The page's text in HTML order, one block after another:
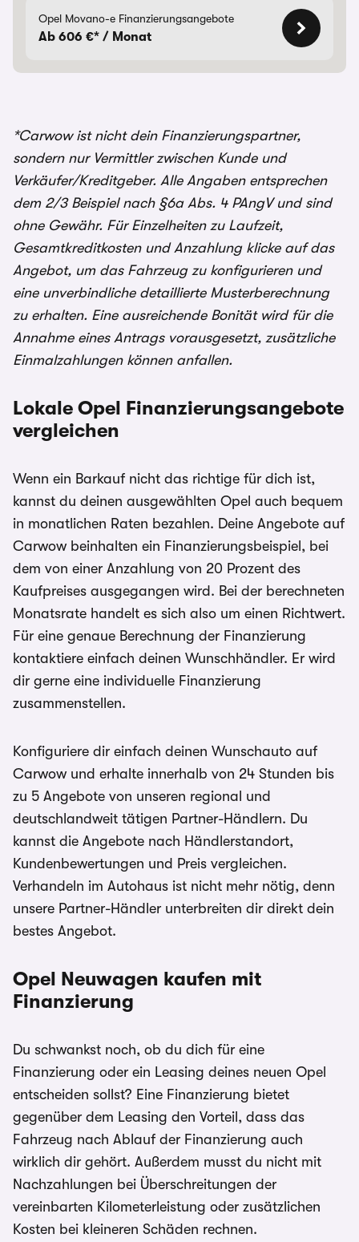
Opel Movano-e Finanzierungsangebote
Ab 606 €* / Monat
*Carwow ist nicht dein Finanzierungspartner,
sondern nur Vermittler zwischen Kunde und
Verkäufer/Kreditgeber. Alle Angaben entsprechen
dem 2/3 Beispiel nach §6a Abs. 4 PAngV und sind
ohne Gewähr. Für Einzelheiten zu Laufzeit,
Gesamtkreditkosten und Anzahlung klicke auf das
Angebot, um das Fahrzeug zu konfigurieren und
eine unverbindliche detaillierte Musterberechnung
zu erhalten. Eine ausreichende Bonität wird für die
Annahme eines Antrags vorausgesetzt, zusätzliche
Einmalzahlungen können anfallen.
Lokale Opel Finanzierungsangebote
vergleichen
Wenn ein Barkauf nicht das richtige für dich ist,
kannst du deinen ausgewählten Opel auch bequem
in monatlichen Raten bezahlen. Deine Angebote auf
Carwow beinhalten ein Finanzierungsbeispiel, bei
dem von einer Anzahlung von 20 Prozent des
Kaufpreises ausgegangen wird. Bei der berechneten
Monatsrate handelt es sich also um einen Richtwert.
Für eine genaue Berechnung der Finanzierung
kontaktiere einfach deinen Wunschhändler. Er wird
dir gerne eine individuelle Finanzierung
zusammenstellen.
Konfiguriere dir einfach deinen Wunschauto auf
Carwow und erhalte innerhalb von 24 Stunden bis
zu 5 Angebote von unseren regional und
deutschlandweit tätigen Partner-Händlern. Du
kannst die Angebote nach Händlerstandort,
Kundenbewertungen und Preis vergleichen.
Verhandeln im Autohaus ist nicht mehr nötig, denn
unsere Partner-Händler unterbreiten dir direkt dein
bestes Angebot.
Opel Neuwagen kaufen mit
Finanzierung
Du schwankst noch, ob du dich für eine
Finanzierung oder ein Leasing deines neuen Opel
entscheiden sollst? Eine Finanzierung bietet
gegenüber dem Leasing den Vorteil, dass das
Fahrzeug nach Ablauf der Finanzierung auch
wirklich dir gehört. Außerdem musst du nicht mit
Nachzahlungen bei Überschreitungen der
vereinbarten Kilometerleistung oder zusätzlichen
Kosten bei kleineren Schäden rechnen.